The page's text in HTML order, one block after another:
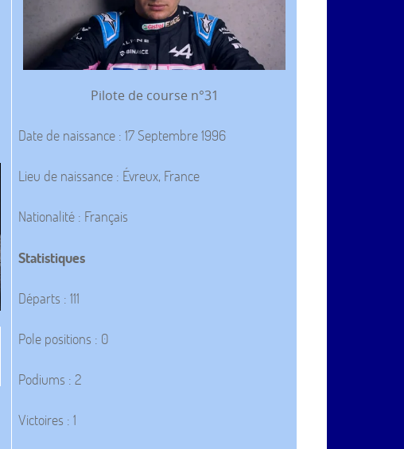
Pilote de course n°31
Date de naissance : 17 Septembre 1996
Lieu de naissance : Évreux, France
Nationalité : Français
Statistiques
Départs : 111
Pole positions : 0
Podiums : 2
Victoires : 1